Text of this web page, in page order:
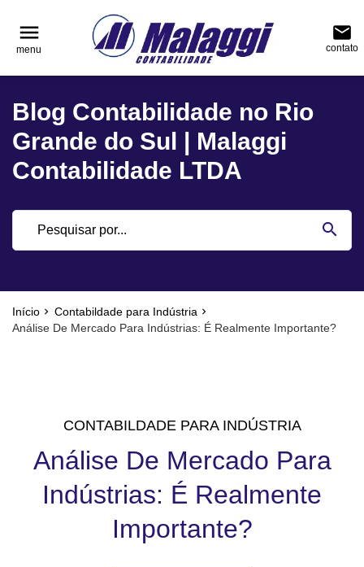
menu
menu
email
contato
Blog Contabilidade no Rio
Grande do Sul | Malaggi
Contabilidade LTDA
search
Início
Contabildade para Indústria
Análise De Mercado Para Indústrias: É Realmente Importante?
reply NAVEGAÇÃO
Blog
Contabilidade
Notícias
reply FALE CONOSCO
phone (51) 3751-0400
location_on
Rua Júlio de Castilhos, nº 983, salas 3 e 4
Encantado - Rio Grande do Sul
CONTABILDADE PARA INDÚSTRIA
Análise De Mercado Para
Indústrias: É Realmente
Importante?